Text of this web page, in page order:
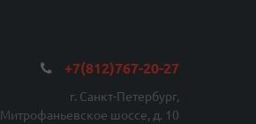
+7(812)767-20-27
г. Санкт-Петербург,
Митрофаньевское шоссе, д. 10